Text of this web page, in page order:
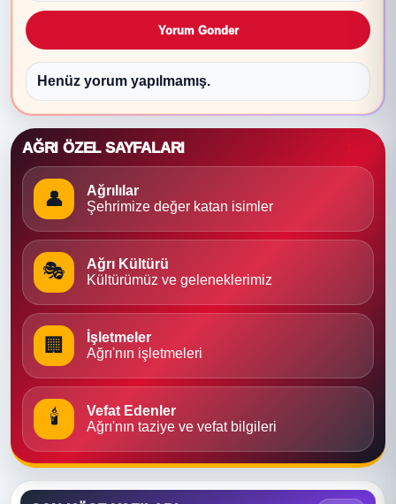
Yorum Gonder
Henüz yorum yapılmamış.
AĞRI ÖZEL SAYFALARI
👤
Ağrılılar
Şehrimize değer katan isimler
🎭
Ağrı Kültürü
Kültürümüz ve geleneklerimiz
🏢
İşletmeler
Ağrı'nın işletmeleri
🕯
Vefat Edenler
Ağrı'nın taziye ve vefat bilgileri